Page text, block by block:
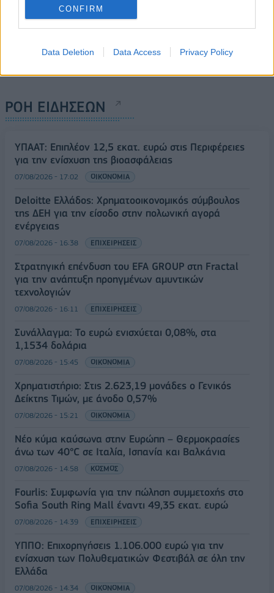
CONFIRM
Data Deletion Data Access Privacy Policy
ΡΟΗ ΕΙΔΗΣΕΩΝ
ΥΠΑΑΤ: Επιπλέον 12,5 εκατ. ευρώ στις Περιφέρειες
για την ενίσχυση της βιοασφάλειας
07/08/2026 - 17:02 ΟΙΚΟΝΟΜΙΑ
Deloitte Ελλάδος: Χρηματοοικονομικός σύμβουλος
της ΔΕΗ για την είσοδο στην πολωνική αγορά
ενέργειας
07/08/2026 - 16:38 ΕΠΙΧΕΙΡΗΣΕΙΣ
Στρατηγική επένδυση του EFA GROUP στη Fractal
για την ανάπτυξη προηγμένων αμυντικών
τεχνολογιών
07/08/2026 - 16:11 ΕΠΙΧΕΙΡΗΣΕΙΣ
Συνάλλαγμα: Το ευρώ ενισχύεται 0,08%, στα
1,1534 δολάρια
07/08/2026 - 15:45 ΟΙΚΟΝΟΜΙΑ
Χρηματιστήριο: Στις 2.623,19 μονάδες ο Γενικός
Δείκτης Τιμών, με άνοδο 0,57%
07/08/2026 - 15:21 ΟΙΚΟΝΟΜΙΑ
Νέο κύμα καύσωνα στην Ευρώπη – Θερμοκρασίες
άνω των 40°C σε Ιταλία, Ισπανία και Βαλκάνια
07/08/2026 - 14:58 ΚΟΣΜΟΣ
Fourlis: Συμφωνία για την πώληση συμμετοχής στο
Sofia South Ring Mall έναντι 49,35 εκατ. ευρώ
07/08/2026 - 14:39 ΕΠΙΧΕΙΡΗΣΕΙΣ
ΥΠΠΟ: Επιχορηγήσεις 1.106.000 ευρώ για την
ενίσχυση των Πολυθεματικών Φεστιβάλ σε όλη την
Ελλάδα
07/08/2026 - 14:34 ΟΙΚΟΝΟΜΙΑ